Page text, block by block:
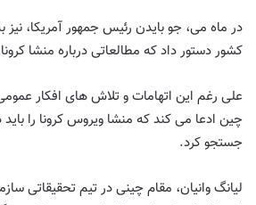
در ماه می، جو بایدن رئیس جمهور آمریكا، نیز
كشور دستور داد كه مطالعاتی درباره منشا
علی رغم این اتهامات و تلاش های افکار
چین ادعا می کند که منشا ویروس کرونا را
جستجو کرد.
لیانگ وانیان، مقام چینی در تیم تحقیقاتی